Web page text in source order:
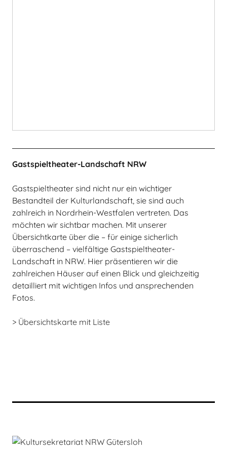
Gastspieltheater-Landschaft NRW
Gastspieltheater sind nicht nur ein wichtiger
Bestandteil der Kulturlandschaft, sie sind auch
zahlreich in Nordrhein-Westfalen vertreten. Das
möchten wir sichtbar machen. Mit unserer
Übersichtkarte über die – für einige sicherlich
überraschend – vielfältige Gastspieltheater-
Landschaft in NRW. Hier präsentieren wir die
zahlreichen Häuser auf einen Blick und gleichzeitig
detailliert mit wichtigen Infos und ansprechenden
Fotos.
> Übersichtskarte mit Liste